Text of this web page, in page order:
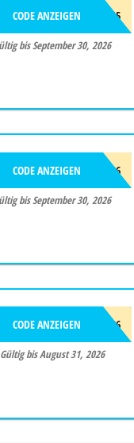
CELLFAST15
CODE ANZEIGEN
bis September 30, 2026
SBSOMMER26
CODE ANZEIGEN
bis September 30, 2026
20SOMMER26
CODE ANZEIGEN
Gültig bis August 31, 2026